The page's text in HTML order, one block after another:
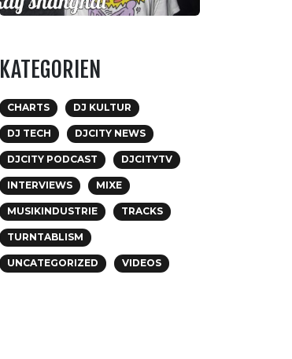
KATEGORIEN
CHARTS DJ KULTUR
DJ TECH DJCITY NEWS
DJCITY PODCAST DJCITYTV
INTERVIEWS MIXE
MUSIKINDUSTRIE TRACKS
TURNTABLISM
UNCATEGORIZED VIDEOS